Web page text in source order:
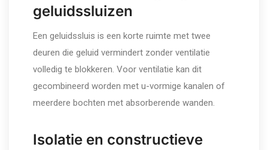
geluidssluizen
Een geluidssluis is een korte ruimte met twee
deuren die geluid vermindert zonder ventilatie
volledig te blokkeren. Voor ventilatie kan dit
gecombineerd worden met u-vormige kanalen of
meerdere bochten met absorberende wanden.
Isolatie en constructieve